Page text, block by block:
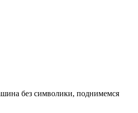
без символики, поднимемся